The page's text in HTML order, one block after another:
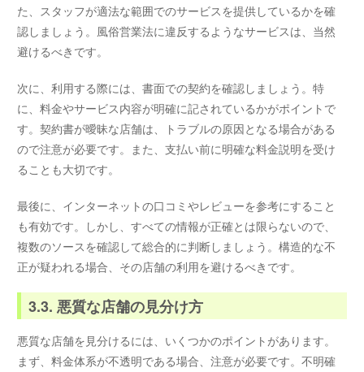
た、スタッフが適法な範囲でのサービスを提供しているかを確
認しましょう。風俗営業法に違反するようなサービスは、当然
避けるべきです。
次に、利用する際には、書面での契約を確認しましょう。特
に、料金やサービス内容が明確に記されているかがポイントで
す。契約書が曖昧な店舗は、トラブルの原因となる場合がある
ので注意が必要です。また、支払い前に明確な料金説明を受け
ることも大切です。
最後に、インターネットの口コミやレビューを参考にすること
も有効です。しかし、すべての情報が正確とは限らないので、
複数のソースを確認して総合的に判断しましょう。構造的な不
正が疑われる場合、その店舗の利用を避けるべきです。
3.3. 悪質な店舗の見分け方
悪質な店舗を見分けるには、いくつかのポイントがあります。
まず、料金体系が不透明である場合、注意が必要です。不明確